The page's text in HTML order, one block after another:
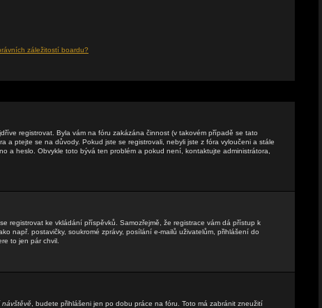
záležitostí boardu?
registrovat. Byla vám na fóru zakázána činnost (v takovém případě se tato
a ptejte se na důvody. Pokud jste se registrovali, nebyli jste z fóra vyloučeni a stále
a heslo. Obvykle toto bývá ten problém a pokud není, kontaktujte administrátora,
registrovat ke vkládání příspěvků. Samozřejmě, že registrace vám dá přístup k
např. postavičky, soukromé zprávy, posílání e-mailů uživatelům, přihlášení do
to jen pár chvil.
návštěvě , budete přihlášeni jen po dobu práce na fóru. Toto má zabránit zneužití